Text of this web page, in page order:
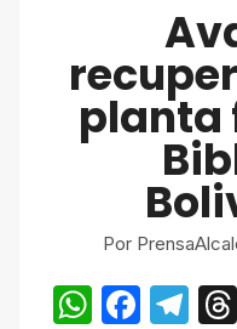
planta
Por
W F
T